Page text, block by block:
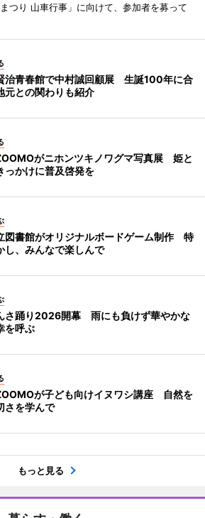
つり 山車行事」に向けて、参加者を募って
治青春館で中村誠回顧展 生誕100年に合
元との関わりも紹介
がニホンツキノワグマ写真展 姫と
っかけに普及啓発を
図書館がオリジナルボードゲーム制作 特
し、みんなで楽しんで
さ踊り2026開幕 雨にも負けず華やかな
を呼ぶ
が子ども向けイヌワシ講座 自然を
さを学んで
もっと見る